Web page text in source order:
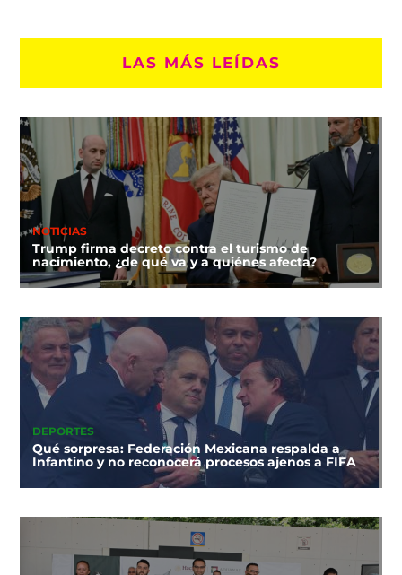
LAS MÁS LEÍDAS
NOTICIAS
Trump firma decreto contra el turismo de
nacimiento, ¿de qué va y a quiénes afecta?
DEPORTES
Qué sorpresa: Federación Mexicana respalda a
Infantino y no reconocerá procesos ajenos a FIFA